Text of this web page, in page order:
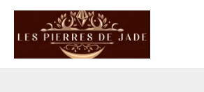
Aller
contenu